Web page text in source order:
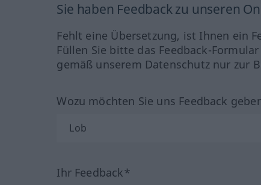
Sie haben Feedback zu unseren
Fehlt eine Übersetzung, ist Ihnen ein
Füllen Sie bitte das Feedback-
gemäß unserem Datenschutz nur zur
Wozu möchten Sie uns Feedback
Ihr Feedback*